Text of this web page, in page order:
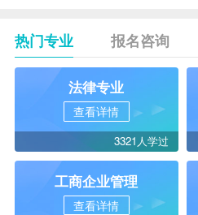
热门专业 报名咨询
法律专业
查看详情
3321人学过
工商企业管理
查看详情